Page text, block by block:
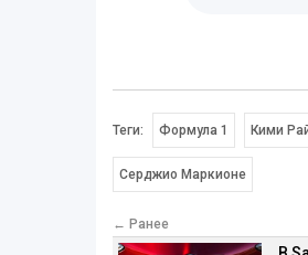
Теги: Формула 1 Кими
Серджио Маркионе
← Ранее